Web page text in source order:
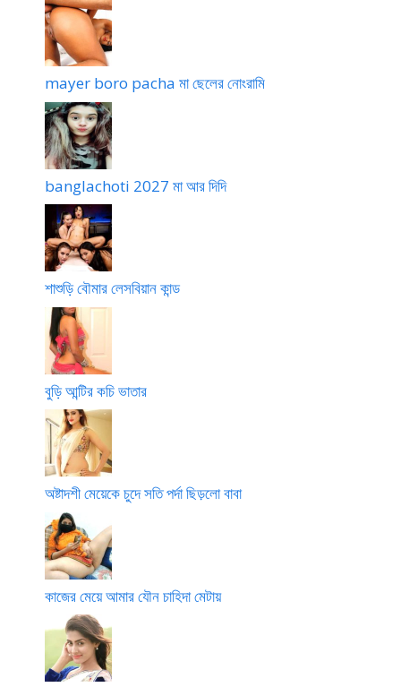
mayer boro pacha মা ছেলের নোংরামি
banglachoti 2027 মা আর দিদি
শাশুড়ি বৌমার লেসবিয়ান কান্ড
বুড়ি আন্টির কচি ভাতার
অষ্টাদশী মেয়েকে চুদে সতি পর্দা ছিড়লো বাবা
কাজের মেয়ে আমার যৌন চাহিদা মেটায়